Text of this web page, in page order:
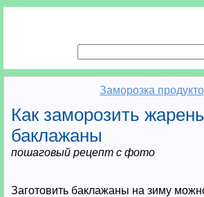
Заморозка
Как заморозить
баклажаны
пошаговый рецепт с фото
Заготовить баклажаны на зиму